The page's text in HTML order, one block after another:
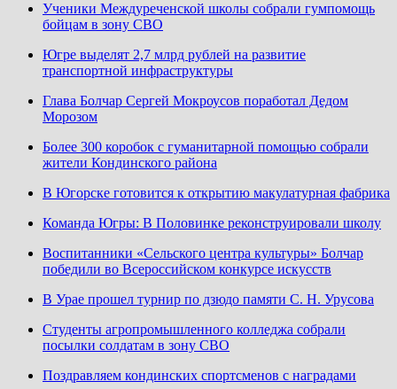
Ученики Междуреченской школы собрали гумпомощь
бойцам в зону СВО
Югре выделят 2,7 млрд рублей на развитие
транспортной инфраструктуры
Глава Болчар Сергей Мокроусов поработал Дедом
Морозом
Более 300 коробок с гуманитарной помощью собрали
жители Кондинского района
В Югорске готовится к открытию макулатурная фабрика
Команда Югры: В Половинке реконструировали школу
Воспитанники «Сельского центра культуры» Болчар
победили во Всероссийском конкурсе искусств
В Урае прошел турнир по дзюдо памяти С. Н. Урусова
Студенты агропромышленного колледжа собрали
посылки солдатам в зону СВО
Поздравляем кондинских спортсменов с наградами